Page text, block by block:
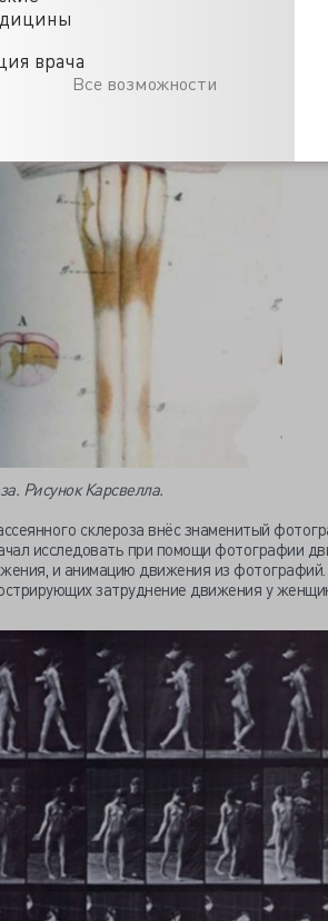
врача
Все возможности
Рисунок Карсвелла.
склероза внёс знаменитый
исследовать при помощи фотографии
и анимацию движения из
затруднение движения у